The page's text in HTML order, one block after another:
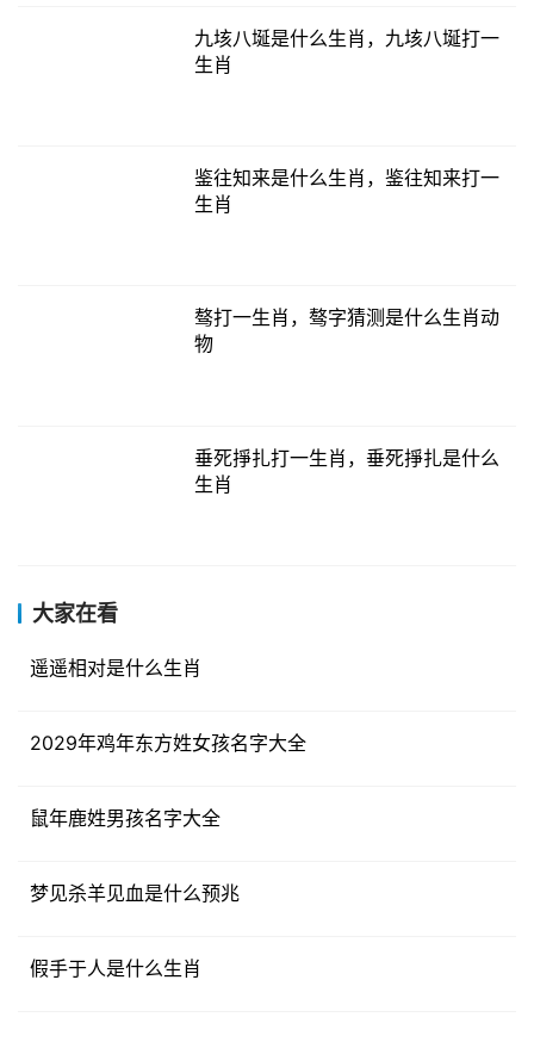
九垓八埏是什么生肖，九垓八埏打一
生肖
鉴往知来是什么生肖，鉴往知来打一
生肖
骜打一生肖，骜字猜测是什么生肖动
物
垂死掙扎打一生肖，垂死掙扎是什么
生肖
大家在看
遥遥相对是什么生肖
2029年鸡年东方姓女孩名字大全
鼠年鹿姓男孩名字大全
梦见杀羊见血是什么预兆
假手于人是什么生肖